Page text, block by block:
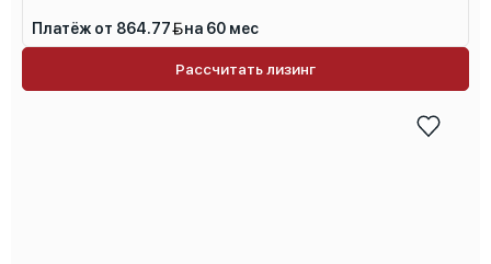
Платёж от 864.77 на 60 мес
Рассчитать лизинг